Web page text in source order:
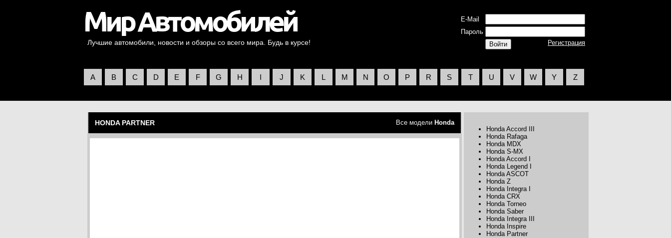
Лучшие автомобили, новости и обзоры со всего мира. Будь в курсе!
E-Mail
Пароль
Регистрация
A B C D E F G H I J K L M N O P R S T U V W Y Z
HONDA PARTNER Все модели Honda
Honda Accord III
Honda Rafaga
Honda MDX
Honda S-MX
Honda Accord I
Honda Legend I
Honda ASCOT
Honda Z
Honda Integra I
Honda CRX
Honda Torneo
Honda Saber
Honda Integra III
Honda Inspire
Honda Partner